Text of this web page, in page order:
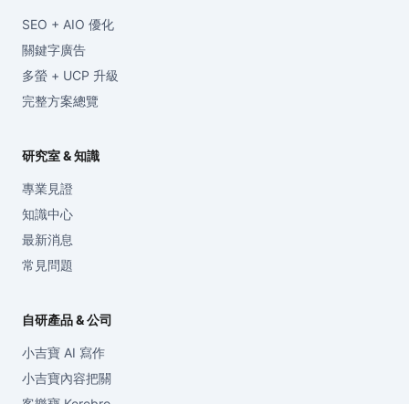
SEO + AIO 優化
關鍵字廣告
多螢 + UCP 升級
完整方案總覽
研究室 & 知識
專業見證
知識中心
最新消息
常見問題
自研產品 & 公司
小吉寶 AI 寫作
小吉寶內容把關